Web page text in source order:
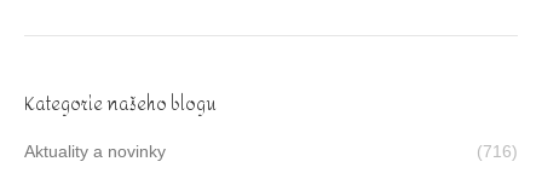
Kategorie našeho blogu
Aktuality a novinky
(716)